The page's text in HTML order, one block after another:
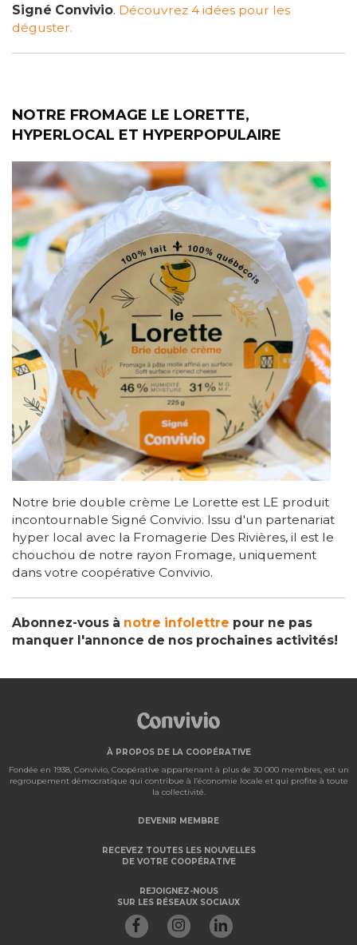
Signé Convivio. Découvrez 4 idées pour les
déguster.
NOTRE FROMAGE LE LORETTE,
HYPERLOCAL ET HYPERPOPULAIRE
Notre brie double crème Le Lorette est LE produit
incontournable Signé Convivio. Issu d'un partenariat
hyper local avec la Fromagerie Des Rivières, il est le
chouchou de notre rayon Fromage, uniquement
dans votre coopérative Convivio.
Abonnez-vous à notre infolettre pour ne pas
manquer l'annonce de nos prochaines activités!
À PROPOS DE LA COOPÉRATIVE
Fondée en 1938, Convivio, Coopérative appartenant à plus de 30 000 membres, est un
regroupement démocratique qui contribue à l’économie locale et qui profite à toute
la collectivité.
DEVENIR MEMBRE
RECEVEZ TOUTES LES NOUVELLES
DE VOTRE COOPÉRATIVE
REJOIGNEZ-NOUS
SUR LES RÉSEAUX SOCIAUX